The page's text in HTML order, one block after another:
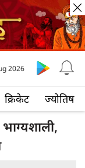
क्रिकेट ज्योतिष
2026